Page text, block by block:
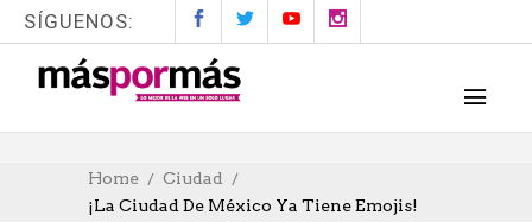
SÍGUENOS:
Home
Ciudad
¡La Ciudad De México Ya Tiene Emojis!